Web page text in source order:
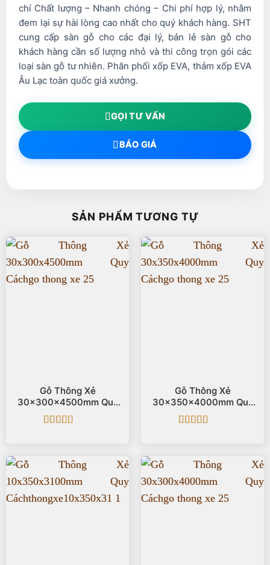
chí Chất lượng – Nhanh chóng – Chi phí hợp lý, nhằm
đem lại sự hài lòng cao nhất cho quý khách hàng. SHT
cung cấp sàn gỗ cho các đại lý, bán lẻ sàn gỗ cho
khách hàng cần số lượng nhỏ và thi công trọn gói các
loại sàn gỗ tư nhiên. Phân phối xốp EVA, thảm xốp EVA
Âu Lạc toàn quốc giá xưởng.
GỌI TƯ VẤN
BÁO GIÁ
SẢN PHẨM TƯƠNG TỰ
Gỗ Thông Xẻ
30x300x4500mm Quy
Cách
Gỗ Thông Xẻ
30x350x4000mm Quy
Cách